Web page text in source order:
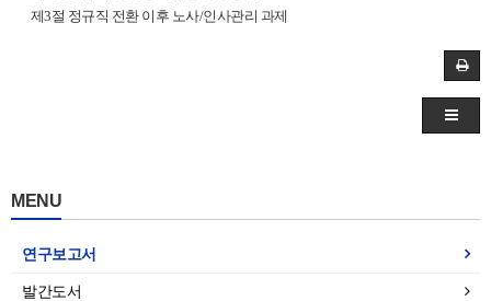
제3절 정규직 전환 이후 노사/인사관리 과제
MENU
연구보고서
발간도서